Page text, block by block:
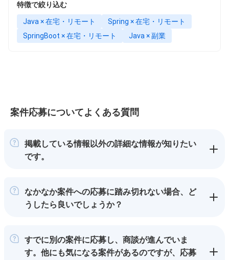
特徴で絞り込む
Java × 在宅・リモート
Spring × 在宅・リモート
SpringBoot × 在宅・リモート
Java × 副業
案件応募についてよくある質問
掲載している情報以外の詳細な情報が知りたい
です。
なかなか案件への応募に踏み切れない場合、ど
うしたら良いでしょうか？
すでに別の案件に応募し、商談が進んでいま
す。他にも気になる案件があるのですが、応募